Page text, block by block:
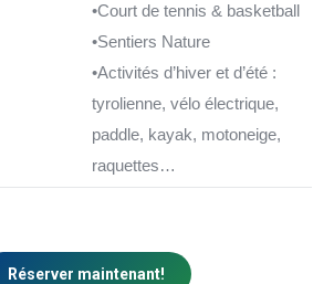
•Court de tennis & basketball
•Sentiers Nature
•Activités d’hiver et d’été :
tyrolienne, vélo électrique,
paddle, kayak, motoneige,
raquettes…
Réserver maintenant!